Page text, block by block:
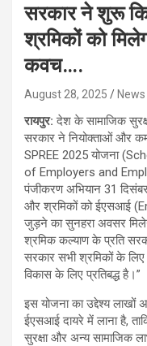
सरकार ने शुरू
श्रमिकों को
कवच….
August 28, 2025
रायपुर:देश के सामाजिक
सरकार ने नियोक्ताओं और
SPREE 2025 योजना
of Employers and
पंजीकरण अभियान 31
और श्रमिकों को ईएसआई
जुड़ने का सुनहरा अवसर
श्रमिक कल्याण के प्रति
सरकार सभी श्रमिकों के
विकास के लिए प्रतिबद्ध है।”
इस योजना का उद्देश्य लाखों
ईएसआई दायरे में लाना है,
सुरक्षा और अन्य सामाजिक